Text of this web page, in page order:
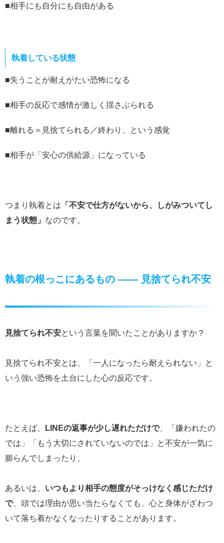
■相手にも自分にも自由がある
執着している状態
■失うことが耐えがたい恐怖になる
■相手の反応で感情が激しく揺さぶられる
■離れる＝見捨てられる／終わり、という感覚
■相手が「安心の供給源」になっている
つまり執着とは 「不安で仕方がないから、しがみついてし
まう状態」 なのです。
執着の根っこにあるもの ―― 見捨てられ不安
見捨てられ不安という言葉を聞いたことがありますか？
見捨てられ不安とは、「一人になったら耐えられない」と
いう強い恐怖を土台にした心の反応です。
たとえば、 LINEの返事が少し遅れただけで、「嫌われたの
では」「もう大切にされていないのでは」と不安が一気に
膨らんでしまったり、
あるいは、 いつもより相手の態度がそっけなく感じただけ
で、頭では理由が思い当たらなくても、心と身体がざわつ
いて落ち着かなくなったりすることがあります。